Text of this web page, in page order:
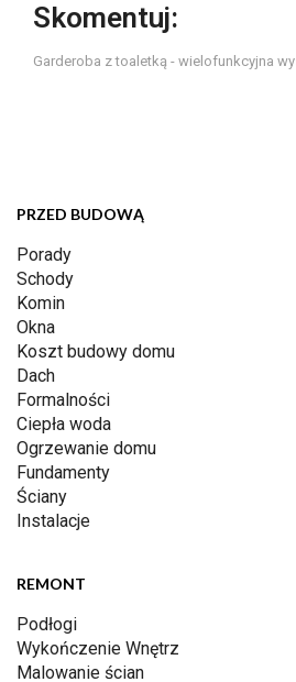
Skomentuj:
Garderoba z toaletką - wielofunkcyjna
PRZED BUDOWĄ
Porady
Schody
Komin
Okna
Koszt budowy domu
Dach
Formalności
Ciepła woda
Ogrzewanie domu
Fundamenty
Ściany
Instalacje
REMONT
Podłogi
Wykończenie Wnętrz
Malowanie ścian